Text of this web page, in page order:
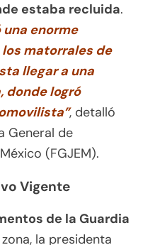
estaba recluida.
enorme
matorrales de
llegar a una
donde logró
, detalló
General de
(FGJEM).
Vigente
de la Guardia
la presidenta